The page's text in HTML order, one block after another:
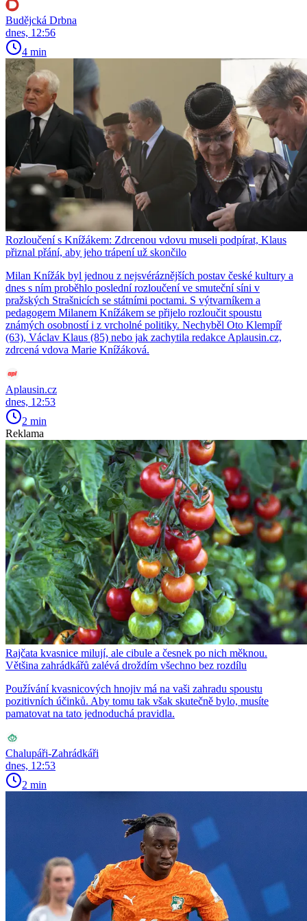
Budějcká Drbna
dnes, 12:56
4 min
Rozloučení s Knížákem: Zdrcenou vdovu museli podpírat, Klaus
přiznal přání, aby jeho trápení už skončilo
Milan Knížák byl jednou z nejsvéráznějších postav české kultury a
dnes s ním proběhlo poslední rozloučení ve smuteční síni v
pražských Strašnicích se státními poctami. S výtvarníkem a
pedagogem Milanem Knížákem se přijelo rozloučit spoustu
známých osobností i z vrcholné politiky. Nechyběl Oto Klempíř
(63), Václav Klaus (85) nebo jak zachytila redakce Aplausin.cz,
zdrcená vdova Marie Knížáková.
Aplausin.cz
dnes, 12:53
2 min
Reklama
Rajčata kvasnice milují, ale cibule a česnek po nich měknou.
Většina zahrádkářů zalévá droždím všechno bez rozdílu
Používání kvasnicových hnojiv má na vaši zahradu spoustu
pozitivních účinků. Aby tomu tak však skutečně bylo, musíte
pamatovat na tato jednoduchá pravidla.
Chalupáři-Zahrádkáři
dnes, 12:53
2 min